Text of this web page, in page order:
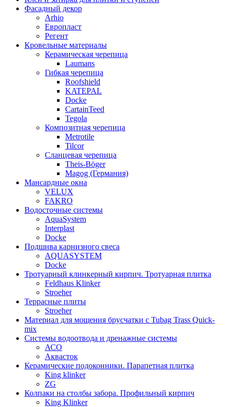
Фасадный декор
Arhio
Европласт
Регент
Кровельные материалы
Керамическая черепица
Laumans
Гибкая черепица
Roofshield
KATEPAL
Docke
CartainTeed
Tegola
Композитная черепица
Metrotile
Tilcor
Сланцевая черепица
Theis-Böger
Magog (Германия)
Мансардные окна
VELUX
FAKRO
Водосточные системы
AquaSystem
Interplast
Docke
Подшива карнизного свеса
AQUASYSTEM
Docke
Тротуарный клинкерный кирпич. Тротуарная плитка
Feldhaus Klinker
Stroeher
Террасные плиты
Stroeher
Материал для мощения брусчатки с Tubag Trass Quick-
mix
Системы водоотвода и дренажные системы
АСО
Аквасток
Керамические подоконники. Парапетная плитка
King klinker
ZG
Колпаки на столбы забора. Профильный кирпич
King Klinker